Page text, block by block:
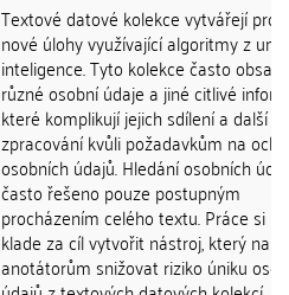
Textové datové kolekce vytvářejí
nové úlohy využívající algoritmy z
inteligence. Tyto kolekce často
různé osobní údaje a jiné citlivé
které komplikují jejich sdílení a další
zpracování kvůli požadavkům na
osobních údajů. Hledání osobních
často řešeno pouze postupným
procházením celého textu. Práce si
klade za cíl vytvořit nástroj, který
anotátorům snižovat riziko úniku